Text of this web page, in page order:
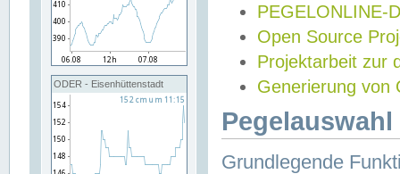
ODER - Eisenhüttenstadt
PEGELONLINE-
Open Source
Projektarbeit zur
Generierung von
Grundlegende